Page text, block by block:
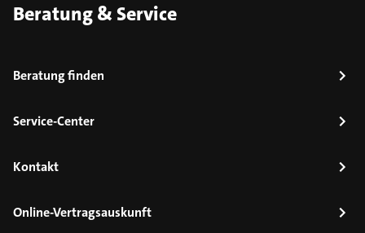
Beratung & Service
Beratung finden
Service-Center
Kontakt
Online-Vertragsauskunft